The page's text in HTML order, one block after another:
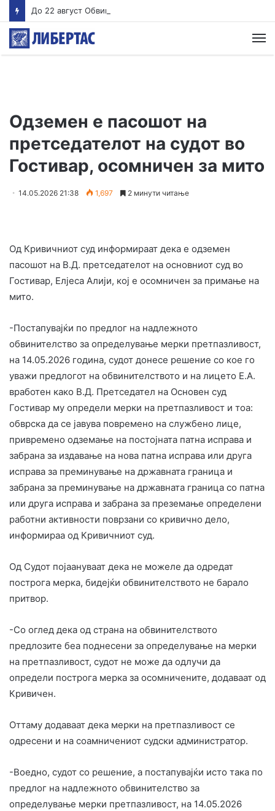
Одземен е пасошот на
претседателот на судот во
Гостивар, осомничен за мито
14.05.2026 21:38 1,697 2 минути читање
Од Кривичниот суд информираат дека е одземен
пасошот на В.Д. претседателот на основниот суд во
Гостивар, Елјеса Алији, кој е осомничен за примање на
мито.
-Постапувајќи по предлог на надлежното
обвинителство за определување мерки претпазливост,
на 14.05.2026 година, судот донесе решение со кое го
уважи предлогот на обвинителството и на лицето Е.А.
вработен како В.Д. Претседател на Основен суд
Гостивар му определи мерки на претпазливост и тоа:
обврска да се јавува повремено на службено лице,
привремено одземање на постојната патна исправа и
забрана за издавање на нова патна исправа или друга
исправа за преминување на државната граница и
забрана за преминување на државната граница со патна
или друга исправа и забрана за преземање определени
работни активности поврзани со кривично дело,
информираа од Кривичниот суд.
Од Судот појаануваат дека не можеле да одредат
построга мерка, бидејќи обвинителството не барало
притвор.
-Со оглед дека од страна на обвинителството
предлозите беа поднесени за определување на мерки
на претпазливост, судот не може да одлучи да
определи построга мерка за осомничените, додаваат од
Кривичен.
Оттаму додаваат дека мерки на претпазливост се
одресени и на соамничениот судски администратор.
-Воедно, судот со решение, а постапувајќи исто така по
предлог на надлежното обвинителство за
определување мерки претпазливост, на 14.05.2026